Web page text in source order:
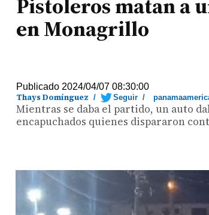
Pistoleros matan a
en Monagrillo
Publicado 2024/04/07 08:30:00
Thays Domínguez / Seguir /
Mientras se daba el partido, un auto
encapuchados quienes dispararon